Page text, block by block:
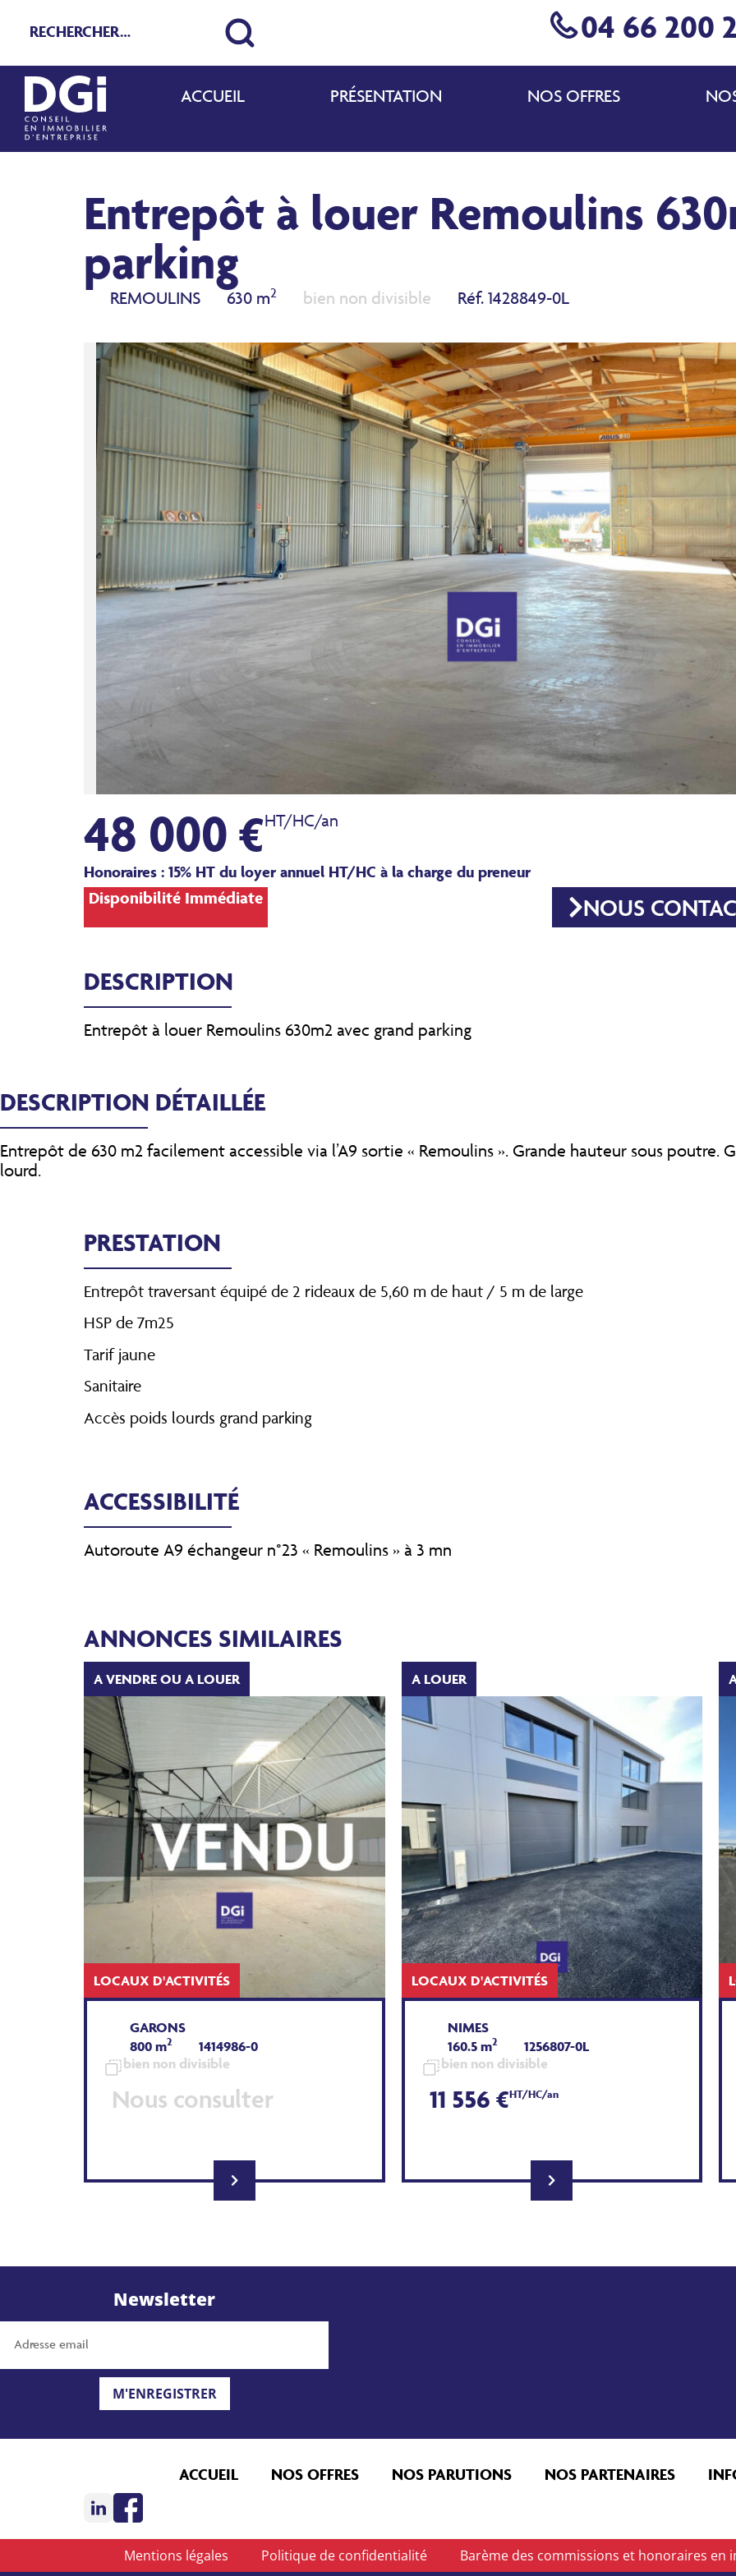
04 66 200
ACCUEIL PRÉSENTATION NOS OFFRES
Entrepôt à louer Remoulins
parking
REMOULINS 630 m2 bien non divisible Réf. 1428849-0L
48 000 €HT/HC/an
Honoraires : 15% HT du loyer annuel HT/HC à la charge du preneur
Disponibilité Immédiate
NOUS
DESCRIPTION
Entrepôt à louer Remoulins 630m2 avec grand parking
DESCRIPTION DÉTAILLÉE
Entrepôt de 630 m2 facilement accessible via l’A9 sortie « Remoulins ». Grande hauteur sous poutre.
lourd.
PRESTATION
Entrepôt traversant équipé de 2 rideaux de 5,60 m de haut / 5 m de large
HSP de 7m25
Tarif jaune
Sanitaire
Accès poids lourds grand parking
ACCESSIBILITÉ
Autoroute A9 échangeur n°23 « Remoulins » à 3 mn
ANNONCES SIMILAIRES
A VENDRE OU A LOUER
LOCAUX D'ACTIVITÉS
GARONS
800 m2
1414986-0
bien non divisible
Nous consulter
A LOUER
LOCAUX D'ACTIVITÉS
NIMES
160.5 m2
1256807-0L
bien non divisible
11 556 €HT/HC/an
Newsletter
M'ENREGISTRER
ACCUEIL NOS OFFRES NOS PARUTIONS NOS PARTENAIRES
Mentions légales Politique de confidentialité Barème des commissions et honoraires en